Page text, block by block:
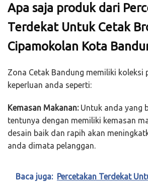
Apa saja produk dari
Terdekat Untuk Cetak
Cipamokolan Kota
Zona Cetak Bandung memiliki koleksi
keperluan anda seperti:
Kemasan Makanan:Untuk anda yang
tentunya dengan memiliki kemasan
desain baik dan rapih akan
anda dimata pelanggan.
Baca juga: Percetakan Terdekat